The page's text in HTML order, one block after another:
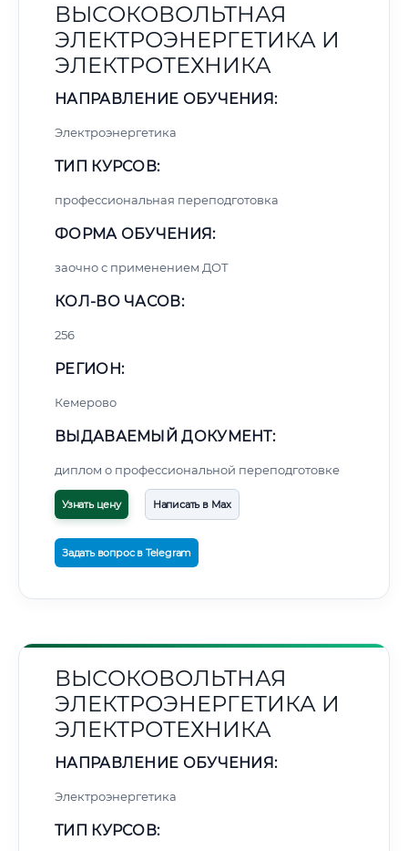
ВЫСОКОВОЛЬТНАЯ
ЭЛЕКТРОЭНЕРГЕТИКА И
ЭЛЕКТРОТЕХНИКА
НАПРАВЛЕНИЕ ОБУЧЕНИЯ:
Электроэнергетика
ТИП КУРСОВ:
профессиональная переподготовка
ФОРМА ОБУЧЕНИЯ:
заочно с применением ДОТ
КОЛ-ВО ЧАСОВ:
256
РЕГИОН:
Кемерово
ВЫДАВАЕМЫЙ ДОКУМЕНТ:
диплом о профессиональной переподготовке
Узнать цену Написать в Max
Задать вопрос в Telegram
ВЫСОКОВОЛЬТНАЯ
ЭЛЕКТРОЭНЕРГЕТИКА И
ЭЛЕКТРОТЕХНИКА
НАПРАВЛЕНИЕ ОБУЧЕНИЯ:
Электроэнергетика
ТИП КУРСОВ: